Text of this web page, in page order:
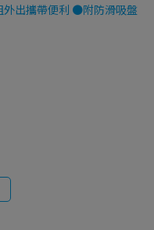
出攜帶便利 ●附防滑吸盤